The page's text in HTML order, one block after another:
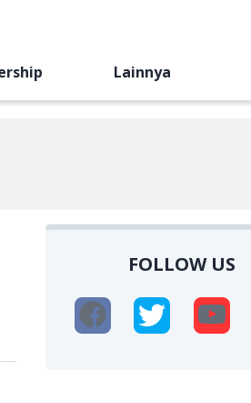
Lainnya
FOLLOW US